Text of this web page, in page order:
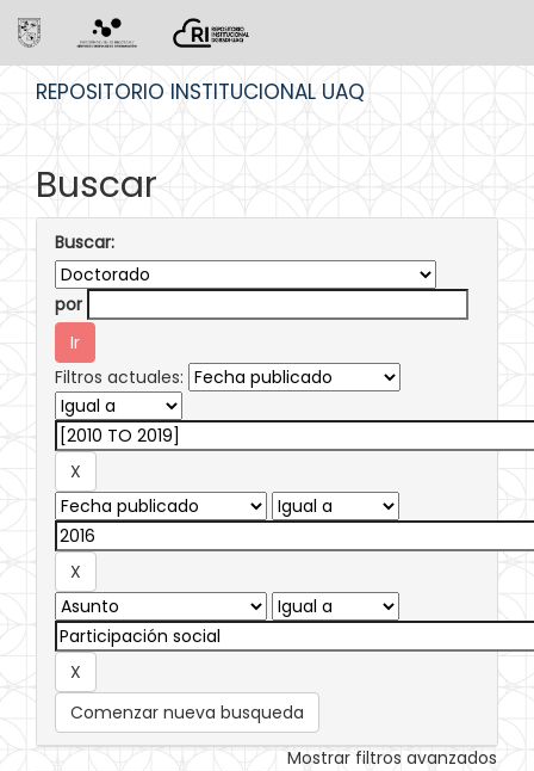
REPOSITORIO INSTITUCIONAL UAQ
Buscar
Buscar:
por
Filtros actuales:
Comenzar nueva busqueda
Mostrar filtros avanzados